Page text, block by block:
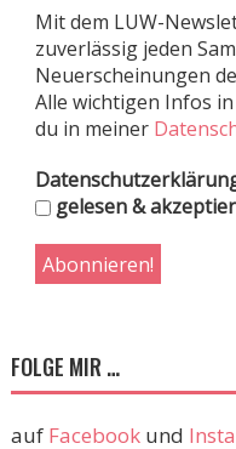
Mit dem LUW-
zuverlässig jeden
Neuerscheinungen
Alle wichtigen Infos
du in meiner
gelesen &
FOLGE MIR …
auf Facebookund